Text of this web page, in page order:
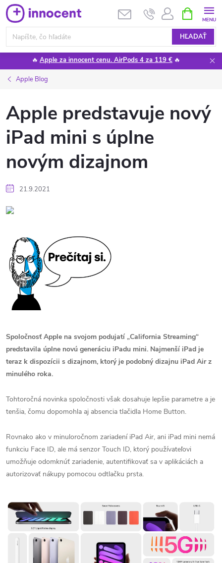
Prejsť
na
obsah
HĽADAŤ
KOŠÍK
🔥 Apple za innocent cenu. AirPods 4 za 119 € 🔥
Apple Blog
Apple predstavuje nový
iPad mini s úplne
novým dizajnom
21.9.2021
Spoločnosť Apple na svojom podujatí „California Streaming“
predstavila úplne novú generáciu iPadu mini. Najmenší iPad je
teraz k dispozícii s dizajnom, ktorý je podobný dizajnu iPad Air z
minulého roka.
Tohtoročná novinka spoločnosti však dosahuje lepšie parametre a je
tenšia, čomu dopomohla aj absencia tlačidla Home Button.
Rovnako ako v minuloročnom zariadení iPad Air, ani iPad mini nemá
funkciu Face ID, ale má senzor Touch ID, ktorý používateľovi
umožňuje odomknúť zariadenie, autentifikovať sa v aplikáciách a
autorizovať nákupy pomocou odtlačku prsta.